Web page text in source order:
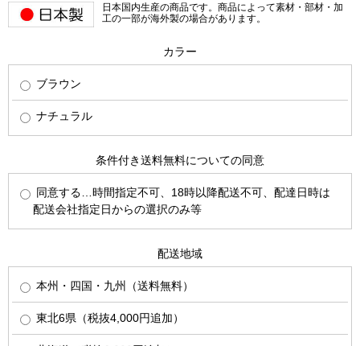
日本国内生産の商品です。商品によって素材・部材・加
工の一部が海外製の場合があります。
カラー
ブラウン
ナチュラル
条件付き送料無料についての同意
同意する…時間指定不可、18時以降配送不可、配達日時は
配送会社指定日からの選択のみ等
配送地域
本州・四国・九州（送料無料）
東北6県（税抜4,000円追加）